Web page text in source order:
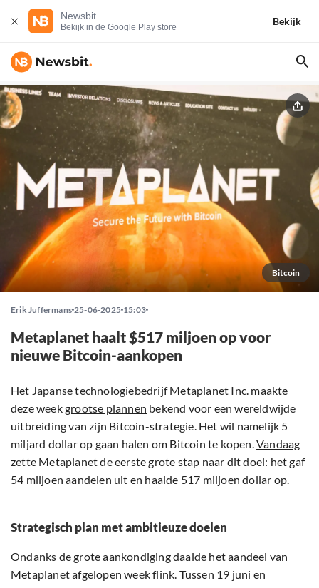
Newsbit
Bekijk in de Google Play store
Bekijk
Bitcoin
Erik Juffermans 25-06-2025 15:03
Metaplanet haalt $517 miljoen op voor
nieuwe Bitcoin-aankopen
Het Japanse technologiebedrijf Metaplanet Inc. maakte
deze weekgrootse plannen bekend voor een wereldwijde
uitbreiding van zijn Bitcoin-strategie. Het wil namelijk 5
miljard dollar op gaan halen om Bitcoin te kopen.Vandaag
zette Metaplanet de eerste grote stap naar dit doel: het gaf
54 miljoen aandelen uit en haalde 517 miljoen dollar op.
Strategisch plan met ambitieuze doelen
Ondanks de grote aankondiging daalde het aandeel van
Metaplanet afgelopen week flink. Tussen 19 juni en